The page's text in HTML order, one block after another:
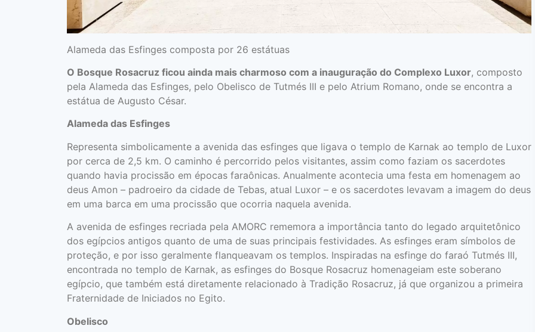
Alameda das Esfinges composta por 26 estátuas
O Bosque Rosacruz ficou ainda mais charmoso com a inauguração do Complexo Luxor, composto
pela Alameda das Esfinges, pelo Obelisco de Tutmés III e pelo Atrium Romano, onde se encontra a
estátua de Augusto César.
Alameda das Esfinges
Representa simbolicamente a avenida das esfinges que ligava o templo de Karnak ao templo de Luxor
por cerca de 2,5 km. O caminho é percorrido pelos visitantes, assim como faziam os sacerdotes
quando havia procissão em épocas faraônicas. Anualmente acontecia uma festa em homenagem ao
deus Amon – padroeiro da cidade de Tebas, atual Luxor – e os sacerdotes levavam a imagem do deus
em uma barca em uma procissão que ocorria naquela avenida.
A avenida de esfinges recriada pela AMORC rememora a importância tanto do legado arquitetônico
dos egípcios antigos quanto de uma de suas principais festividades. As esfinges eram símbolos de
proteção, e por isso geralmente flanqueavam os templos. Inspiradas na esfinge do faraó Tutmés III,
encontrada no templo de Karnak, as esfinges do Bosque Rosacruz homenageiam este soberano
egípcio, que também está diretamente relacionado à Tradição Rosacruz, já que organizou a primeira
Fraternidade de Iniciados no Egito.
Obelisco